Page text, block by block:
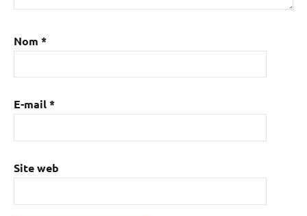
Nom *
E-mail*
Site web